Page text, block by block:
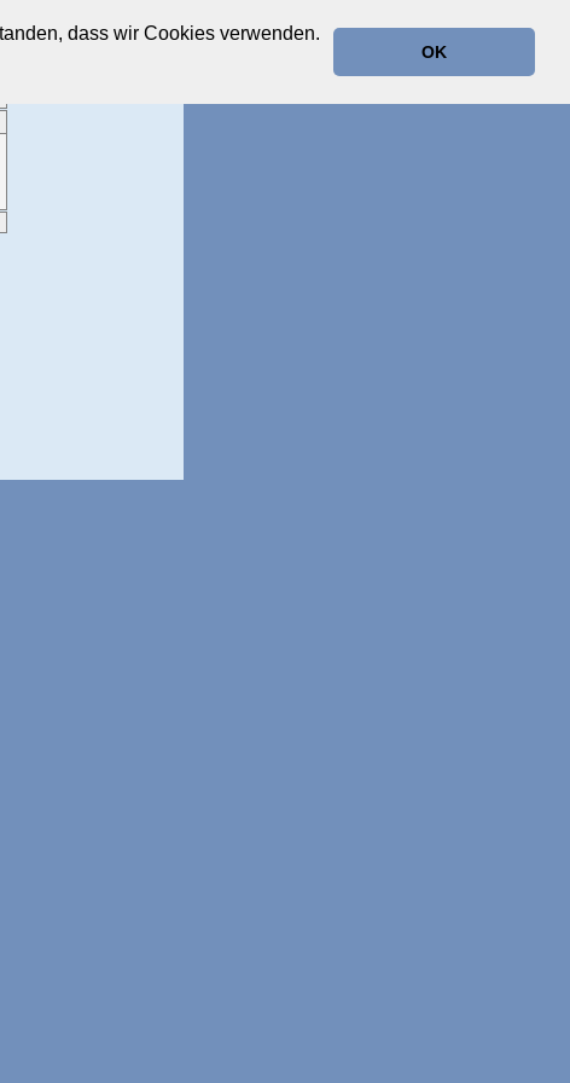
dass wir Cookies verwenden.
OK